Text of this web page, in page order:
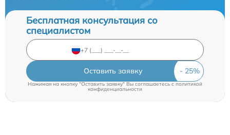
Бесплатная консультация со
специалистом
Оставить заявку
Нажимая на кнопку "Оставить заявку" Вы соглашаетесь c политикой
конфиденциальности